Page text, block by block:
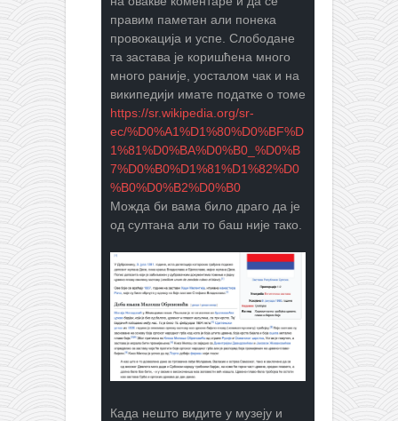
правим паметан али понека
провокација и успе. Слободане
та застава је коришћена много
много раније, уосталом чак и на
википедији имате податке о томе
https://sr.wikipedia.org/sr-
ec/%D0%A1%D1%80%D0%BF%D
1%81%D0%BA%D0%B0_%D0%B
7%D0%B0%D1%81%D1%82%D0
%B0%D0%B2%D0%B0
Можда би вама било драго да је
од султана али то баш није тако.
Када нешто видите у музеју и